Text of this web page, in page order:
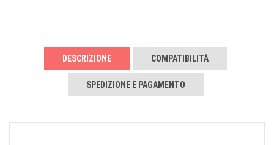
DESCRIZIONE COMPATIBILITÀ
SPEDIZIONE E PAGAMENTO